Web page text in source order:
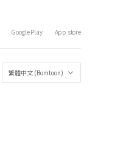
Google Play App store
繁體中文 (Bomtoon)